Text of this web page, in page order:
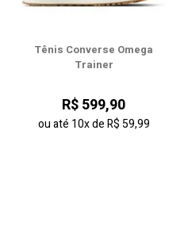
Tênis Converse Omega
Trainer
R$ 599,90
ou até 10xdeR$ 59,99